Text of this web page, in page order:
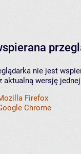
nie jest
aktualną wersję
Firefox
Chrome